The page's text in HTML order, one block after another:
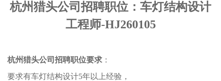
杭州猎头公司招聘职位：车灯结构设计
工程师-HJ260105
杭州猎头公司招聘职位要求 ：
要求有车灯结构设计5年以上经验，